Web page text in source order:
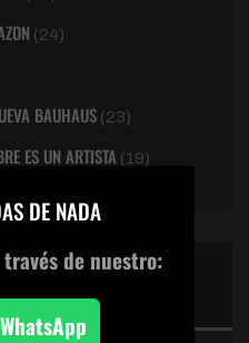
(24)
BAUHAUS (23)
ES UN ARTISTA (19)
ESTELARES
DE NADA
de nuestro: